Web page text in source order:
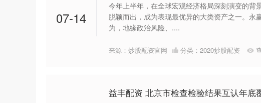
07-14
今年上半年，在全球宏观经济格局深刻演变的背
脱颖而出，成为表现最优异的大类资产之一。永
为，地缘政治风险、....
来源：炒股配资官网 分类： 2020炒股配资
益丰配资 北京市检查检验结果互认年底